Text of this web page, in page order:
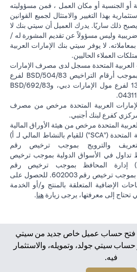
أو الجنسية أو مكان العمل ، فمن مسؤوليته
بهذا التغيير والامتثال لجميع القوانين
يصبح ذلك ساريًا. يدرك العميل أن سيتي بنك لا
وليس مسؤولاً عن تقديم المشورة له /
لا يوفر سيتي بنك الإمارات العربية
العملاء الحاليين.
العربية المتحدة مسجل لدى مصرف الإمارات
العربية المتحدة المركزي بموجب أرقام التراخيص BSD/504/83 لفرع
الوصل دبي، و13/184/2019 لفرع مول الإمارات دبي، وBSD/692/83
العربية المتحدة مرخص من مصرف
كفرع لبنك أجنبي.
المتحدة مرخص من هيئة الأوراق المالية
والسلع في الإمارات العربية المتحدة ("SCA") للقيام بالنشاط المالي لـ أ)
والترويج بموجب ترخيص رقم
ب) وسيط تداول في الأسواق الدولية بموجب ترخيص
20200000198 ج) إدارة المحافظ بموجب ترخيص رقم
20200000240 د) الحفظ بموجب ترخيص رقم 602003. للحصول على
الإضافية المتعلقة بالمنتج و/أو الخدمة
تحتاج إلى معرفتها، يرجى زيارة هنا.
فتح حساب عميل خاص جديد من سيتي
حساب سيتي جولد، وتمويله، والاستثمار
فيه.